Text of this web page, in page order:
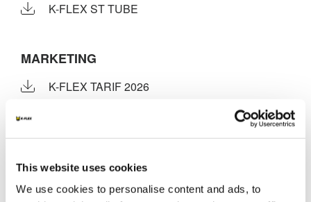
This website uses cookies
We use cookies to personalise content and ads, to
K-FLEX ST TUBE
MARKETING
K-FLEX TARIF 2026
K-FLEX ST TUBE_SS_FRA_921121.pdf